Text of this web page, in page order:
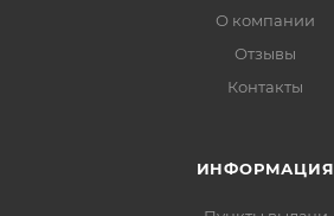
О компании
Отзывы
Контакты
ИНФОРМАЦИЯ